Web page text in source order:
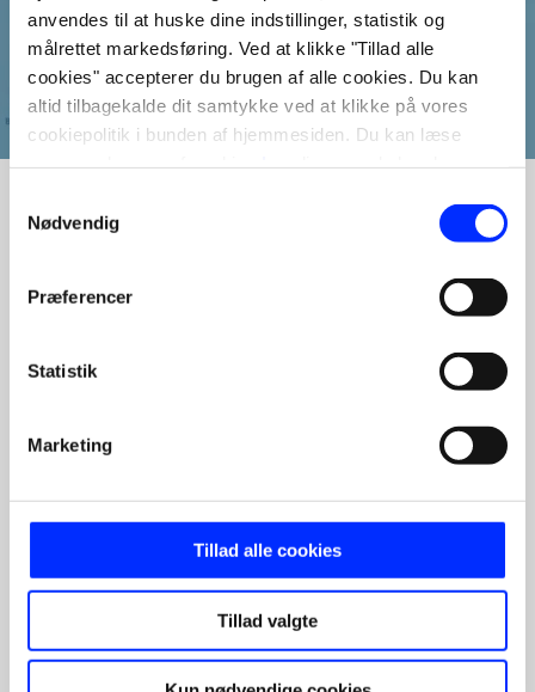
anvendes til at huske dine indstillinger, statistik og
målrettet markedsføring. Ved at klikke "Tillad alle
cookies" accepterer du brugen af alle cookies. Du kan
altid tilbagekalde dit samtykke ved at klikke på vores
cookiepolitik i bunden af hjemmesiden. Du kan læse
Nødvendig
Præferencer
Statistik
Marketing
Tillad alle cookies
Tillad valgte
Se tal i Google Analytics
0 10